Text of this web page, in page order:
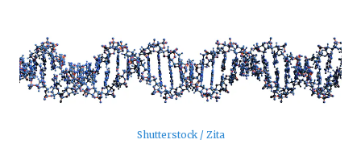
Shutterstock / Zita